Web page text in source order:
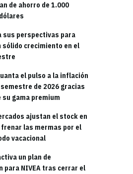
de ahorro de 1.000
sus perspectivas para
sólido crecimiento en el
el pulso a la inflación
de 2026 gracias
su gama premium
ajustan el stock en
las mermas por el
vacacional
un plan de
para NIVEA tras cerrar el